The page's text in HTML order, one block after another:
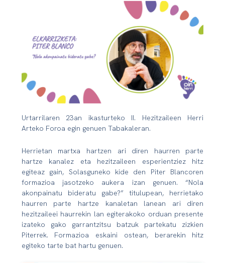
Urtarrilaren 23an ikasturteko II. Hezitzaileen Herri
Arteko Foroa egin genuen Tabakaleran.
Herrietan martxa hartzen ari diren haurren parte
hartze kanalez eta hezitzaileen esperientziez hitz
egiteaz gain, Solasguneko kide den Piter Blancoren
formazioa jasotzeko aukera izan genuen. “Nola
akonpainatu bideratu gabe?” titulupean, herrietako
haurren parte hartze kanaletan lanean ari diren
hezitzaileei haurrekin lan egiterakoko orduan presente
izateko gako garrantzitsu batzuk partekatu zizkien
Piterrek. Formazioa eskaini ostean, berarekin hitz
egiteko tarte bat hartu genuen.